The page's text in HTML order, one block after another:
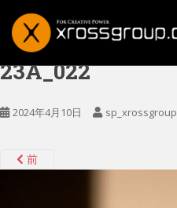
23A_022
2024年4月10日 sp_xrossgroup
前